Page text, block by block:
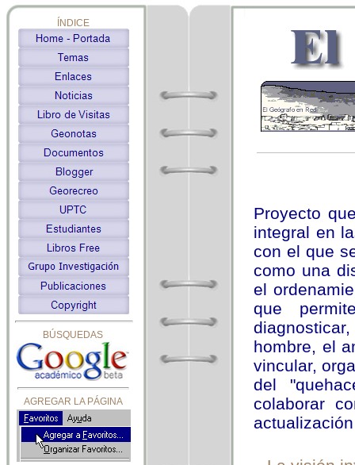
ÍNDICE
BÚSQUEDAS
AGREGAR LA PÁGINA